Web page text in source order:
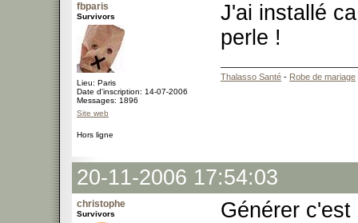
fbparis
Survivors
Lieu: Paris
Date d'inscription: 14-07-2006
Messages: 1896
Site web
J'ai installé
perle !
Thalasso Santé - Robe de mariage
Hors ligne
20-11-2006 17:54:03
christophe
Survivors
Générer